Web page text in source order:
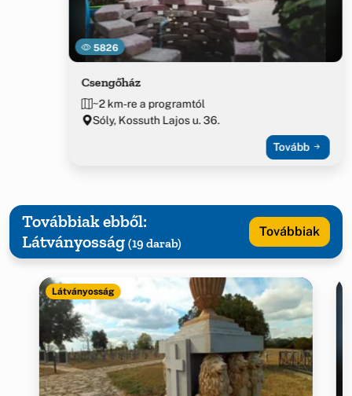
5826
Csengőház
~2 km-re a programtól
Sóly, Kossuth Lajos u. 36.
Tovább
Továbbiak ebből:
Látványosság (19 darab)
Továbbiak
Látványosság